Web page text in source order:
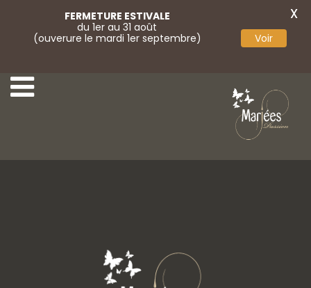
FERMETURE ESTIVALE
du 1er au 31 août
(ouverure le mardi 1er septembre)
Voir
X